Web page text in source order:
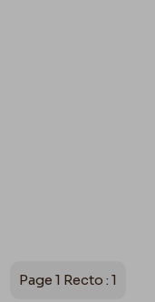
Rops, Les
Page 1 Recto : 1